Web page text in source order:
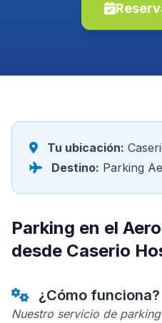
Tu ubicación:
Destino: Parking
Parking en el
desde Caserio
¿Cómo funciona?
Nuestro servicio de